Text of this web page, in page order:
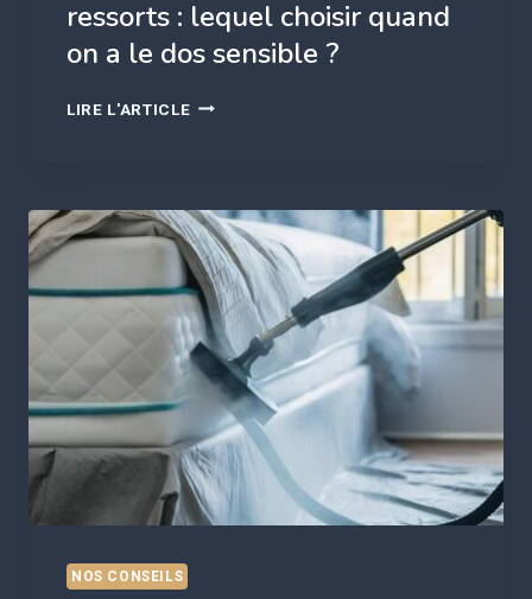
ressorts : lequel choisir quand
on a le dos sensible ?
LIRE L'ARTICLEMATELAS
RESSORTS
:
LEQUEL
CHOISIR
QUAND
ON
A
DOS
SENSIBLE
?
NOS CONSEILS